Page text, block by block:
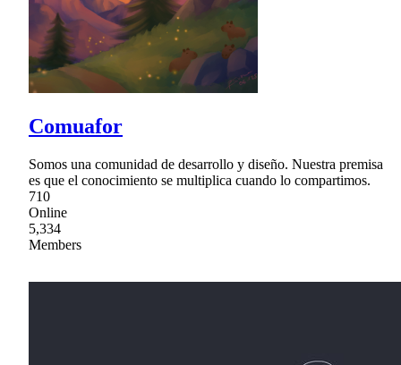
Comuafor
Somos una comunidad de desarrollo y diseño. Nuestra premisa
es que el conocimiento se multiplica cuando lo compartimos.
710
Online
5,334
Members